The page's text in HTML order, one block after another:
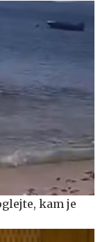
kam je